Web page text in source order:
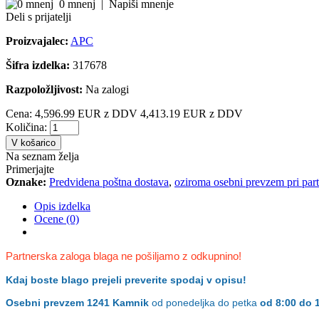
0 mnenj | Napiši mnenje
Deli s prijatelji
Proizvajalec: APC
Šifra izdelka: 317678
Razpoložljivost: Na zalogi
Cena: 4,596.99 EUR z DDV 4,413.19 EUR z DDV
Količina:
V košarico
Na seznam želja
Primerjajte
Oznake: Predvidena poštna dostava, oziroma osebni prevzem pri
Opis izdelka
Ocene (0)
Partnerska zaloga blaga ne pošiljamo z odkupnino!
Kdaj boste blago prejeli preverite spodaj v opisu!
Osebni prevzem 1241 Kamnik od ponedeljka do petka od 8:00 do